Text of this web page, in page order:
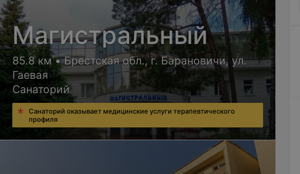
Магистральный
85.8 км • Брестская обл., г. Барановичи, ул.
Гаевая
Санаторий
Санаторий оказывает медицинские услуги терапевтического
профиля